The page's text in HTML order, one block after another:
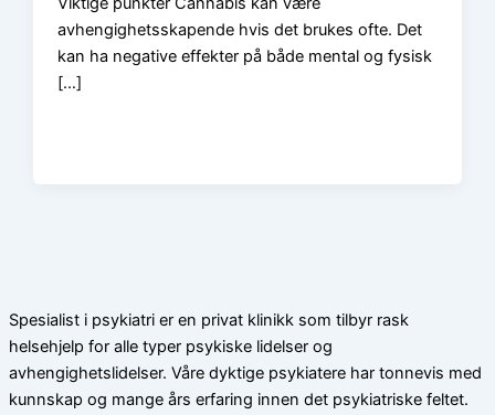
avhengighetsskapende hvis det brukes ofte. Det
kan ha negative effekter på både mental og fysisk
[…]
Spesialist i psykiatri er en privat klinikk som tilbyr rask
helsehjelp for alle typer psykiske lidelser og
avhengighetslidelser. Våre dyktige psykiatere har tonnevis med
kunnskap og mange års erfaring innen det psykiatriske feltet.